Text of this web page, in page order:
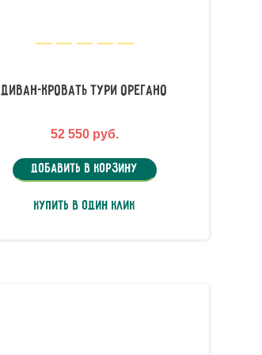
Диван-кровать Тури Орегано
52 550 руб.
Добавить в корзину
Купить в один клик